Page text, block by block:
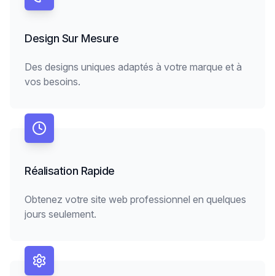
Design Sur Mesure
Des designs uniques adaptés à votre marque et à
vos besoins.
Réalisation Rapide
Obtenez votre site web professionnel en quelques
jours seulement.